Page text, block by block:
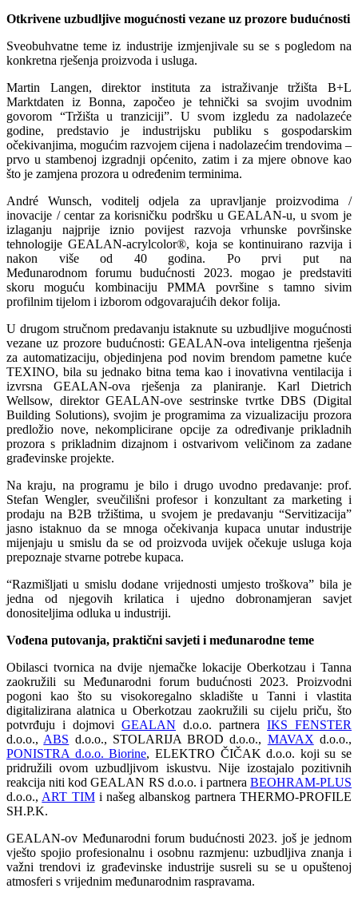
Otkrivene uzbudljive mogućnosti vezane uz prozore budućnosti
Sveobuhvatne teme iz industrije izmjenjivale su se s pogledom na
konkretna rješenja proizvoda i usluga.
Martin Langen, direktor instituta za istraživanje tržišta B+L
Marktdaten iz Bonna, započeo je tehnički sa svojim uvodnim
govorom “Tržišta u tranziciji”. U svom izgledu za nadolazeće
godine, predstavio je industrijsku publiku s gospodarskim
očekivanjima, mogućim razvojem cijena i nadolazećim trendovima –
prvo u stambenoj izgradnji općenito, zatim i za mjere obnove kao
što je zamjena prozora u određenim terminima.
André Wunsch, voditelj odjela za upravljanje proizvodima /
inovacije / centar za korisničku podršku u GEALAN-u, u svom je
izlaganju najprije iznio povijest razvoja vrhunske površinske
tehnologije GEALAN-acrylcolor®, koja se kontinuirano razvija i
nakon više od 40 godina. Po prvi put na
Međunarodnom forumu budućnosti 2023. mogao je predstaviti
skoru moguću kombinaciju PMMA površine s tamno sivim
profilnim tijelom i izborom odgovarajućih dekor folija.
U drugom stručnom predavanju istaknute su uzbudljive mogućnosti
vezane uz prozore budućnosti: GEALAN-ova inteligentna rješenja
za automatizaciju, objedinjena pod novim brendom pametne kuće
TEXINO, bila su jednako bitna tema kao i inovativna ventilacija i
izvrsna GEALAN-ova rješenja za planiranje. Karl Dietrich
Wellsow, direktor GEALAN-ove sestrinske tvrtke DBS (Digital
Building Solutions), svojim je programima za vizualizaciju prozora
predložio nove, nekomplicirane opcije za određivanje prikladnih
prozora s prikladnim dizajnom i ostvarivom veličinom za zadane
građevinske projekte.
Na kraju, na programu je bilo i drugo uvodno predavanje: prof.
Stefan Wengler, sveučilišni profesor i konzultant za marketing i
prodaju na B2B tržištima, u svojem je predavanju “Servitizacija”
jasno istaknuo da se mnoga očekivanja kupaca unutar industrije
mijenjaju u smislu da se od proizvoda uvijek očekuje usluga koja
prepoznaje stvarne potrebe kupaca.
“Razmišljati u smislu dodane vrijednosti umjesto troškova” bila je
jedna od njegovih krilatica i ujedno dobronamjeran savjet
donositeljima odluka u industriji.
Vođena putovanja, praktični savjeti i međunarodne teme
Obilasci tvornica na dvije njemačke lokacije Oberkotzau i Tanna
zaokružili su Međunarodni forum budućnosti 2023. Proizvodni
pogoni kao što su visokoregalno skladište u Tanni i vlastita
digitalizirana alatnica u Oberkotzau zaokružili su cijelu priču, što
potvrđuju i dojmovi GEALAN d.o.o. partnera IKS FENSTER
d.o.o., ABS d.o.o., STOLARIJA BROD d.o.o., MAVAX d.o.o.,
PONISTRA d.o.o. Biorine, ELEKTRO ČIČAK d.o.o. koji su se
pridružili ovom uzbudljivom iskustvu. Nije izostajalo pozitivnih
reakcija niti kod GEALAN RS d.o.o. i partnera BEOHRAM-PLUS
d.o.o., ART TIMi našeg albanskog partnera THERMO-PROFILE
SH.P.K.
GEALAN-ov Međunarodni forum budućnosti 2023. još je jednom
vješto spojio profesionalnu i osobnu razmjenu: uzbudljiva znanja i
važni trendovi iz građevinske industrije susreli su se u opuštenoj
atmosferi s vrijednim međunarodnim raspravama.